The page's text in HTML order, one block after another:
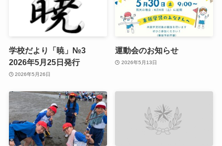
学校だより「暁」№3
2026年5月25日発行
2026年5月26日
運動会のお知らせ
2026年5月13日